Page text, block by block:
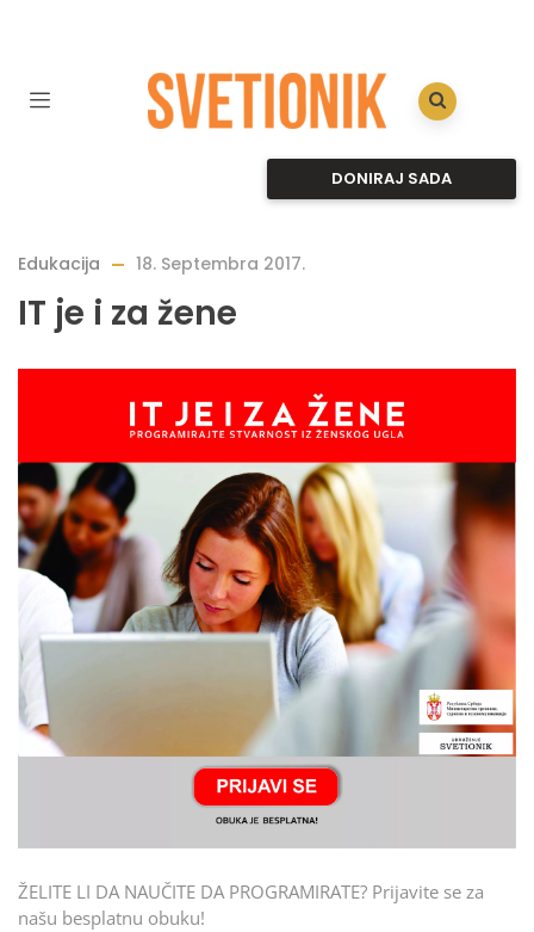
DONIRAJ SADA
Edukacija 18. Septembra 2017.
IT je i za žene
ŽELITE LI DA NAUČITE DA PROGRAMIRATE? Prijavite se za
našu besplatnu obuku!